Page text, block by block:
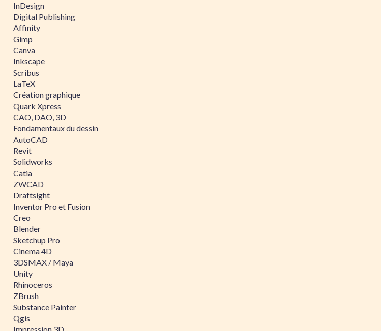
InDesign
Digital Publishing
Affinity
Gimp
Canva
Inkscape
Scribus
LaTeX
Création graphique
Quark Xpress
CAO, DAO, 3D
Fondamentaux du dessin
AutoCAD
Revit
Solidworks
Catia
ZWCAD
Draftsight
Inventor Pro et Fusion
Creo
Blender
Sketchup Pro
Cinema 4D
3DSMAX / Maya
Unity
Rhinoceros
ZBrush
Substance Painter
Qgis